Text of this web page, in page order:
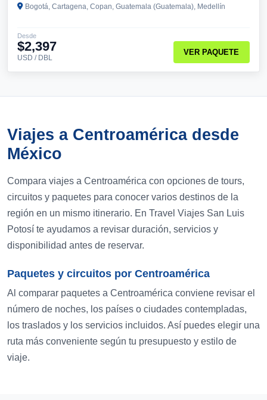
Bogotá, Cartagena, Copan, Guatemala (Guatemala), Medellín
Desde
$2,397
USD / DBL
VER PAQUETE
Viajes a Centroamérica desde
México
Compara viajes a Centroamérica con opciones de tours,
circuitos y paquetes para conocer varios destinos de la
región en un mismo itinerario. En Travel Viajes San Luis
Potosí te ayudamos a revisar duración, servicios y
disponibilidad antes de reservar.
Paquetes y circuitos por Centroamérica
Al comparar paquetes a Centroamérica conviene revisar el
número de noches, los países o ciudades contempladas,
los traslados y los servicios incluidos. Así puedes elegir una
ruta más conveniente según tu presupuesto y estilo de
viaje.